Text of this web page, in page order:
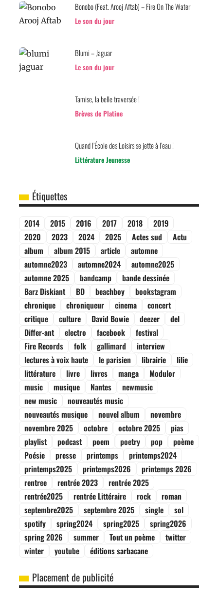
Bonobo (Feat. Arooj Aftab) – Fire On The Water
Le son du jour
Blumi – Jaguar
Le son du jour
Tamise, la belle traversée !
Brèves de Platine
Quand l’École des Loisirs se jette à l’eau !
Littérature Jeunesse
Étiquettes
2014 2015 2016 2017 2018
2019
2020
2023 2024 2025 Actes sud
Actu
album
album 2015 article
automne
automne2023
automne2024
automne2025
automne 2025
bandcamp
bande dessinée
Barz Diskiant
BD beachboy
bookstagram
chronique
chroniqueur cinema
concert
critique
culture David Bowie deezer
del
Differ-ant
electro facebook
festival
Fire Records
folk gallimard
interview
lectures à voix haute
le parisien librairie
lilie
littérature
livre livres manga
Modulor
music
musique Nantes
newmusic
new music
nouveautés music
nouveautés musique
nouvel album
novembre
novembre 2025
octobre octobre 2025
pias
playlist
podcast poem poetry pop
poème
Poésie
presse printemps
printemps2024
printemps2025
printemps2026
printemps 2026
rentree
rentrée 2023
rentrée 2025
rentrée2025
rentrée Littéraire rock
roman
septembre2025
septembre 2025 single
sol
spotify
spring2024 spring2025
spring2026
spring 2026
summer Tout un poème
twitter
winter
youtube éditions sarbacane
Placement de publicité